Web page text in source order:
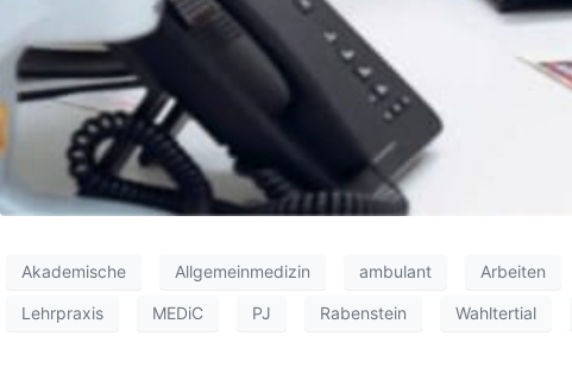
Akademische Allgemeinmedizin ambulant Arbeiten
Lehrpraxis MEDiC PJ Rabenstein Wahltertial